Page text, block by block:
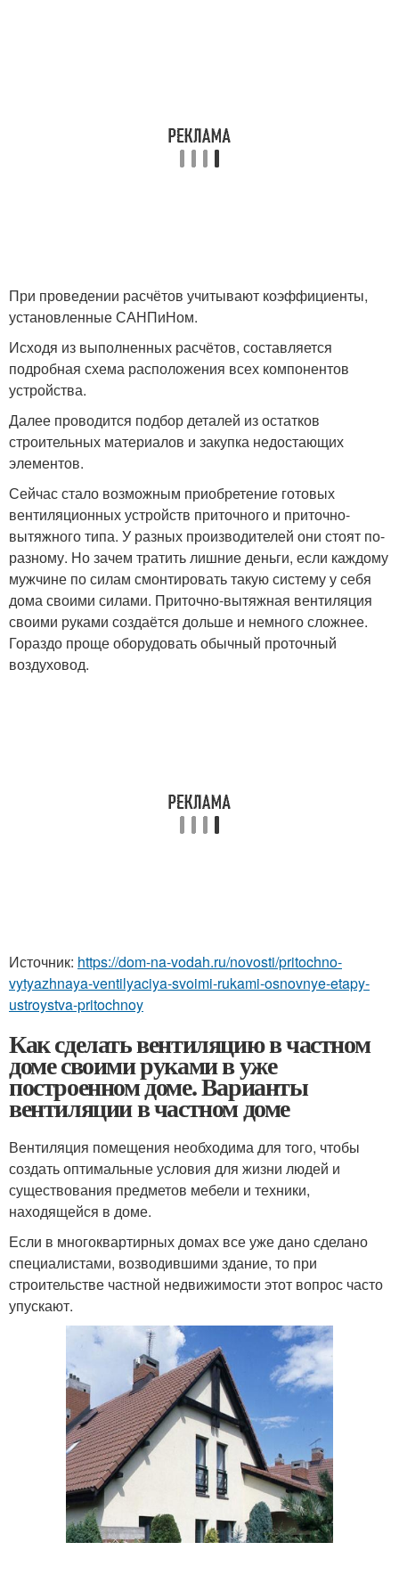
При проведении расчётов учитывают коэффициенты,
установленные САНПиНом.
Исходя из выполненных расчётов, составляется
подробная схема расположения всех компонентов
устройства.
Далее проводится подбор деталей из остатков
строительных материалов и закупка недостающих
элементов.
Сейчас стало возможным приобретение готовых
вентиляционных устройств приточного и приточно-
вытяжного типа. У разных производителей они стоят по-
разному. Но зачем тратить лишние деньги, если каждому
мужчине по силам смонтировать такую систему у себя
дома своими силами. Приточно-вытяжная вентиляция
своими руками создаётся дольше и немного сложнее.
Гораздо проще оборудовать обычный проточный
воздуховод.
Источник: https://dom-na-vodah.ru/novosti/pritochno-
vytyazhnaya-ventilyaciya-svoimi-rukami-osnovnye-etapy-
ustroystva-pritochnoy
Как сделать вентиляцию в частном
доме своими руками в уже
построенном доме. Варианты
вентиляции в частном доме
Вентиляция помещения необходима для того, чтобы
создать оптимальные условия для жизни людей и
существования предметов мебели и техники,
находящейся в доме.
Если в многоквартирных домах все уже дано сделано
специалистами, возводившими здание, то при
строительстве частной недвижимости этот вопрос часто
упускают.